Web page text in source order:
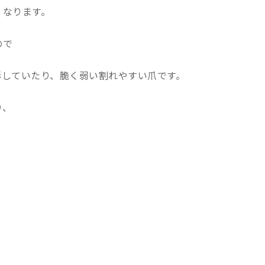
ります。
ていたり、脆く弱い割れやすい爪です。